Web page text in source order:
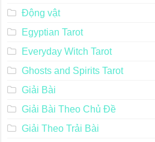
Động vật
Egyptian Tarot
Everyday Witch Tarot
Ghosts and Spirits Tarot
Giải Bài
Giải Bài Theo Chủ Đề
Giải Theo Trải Bài